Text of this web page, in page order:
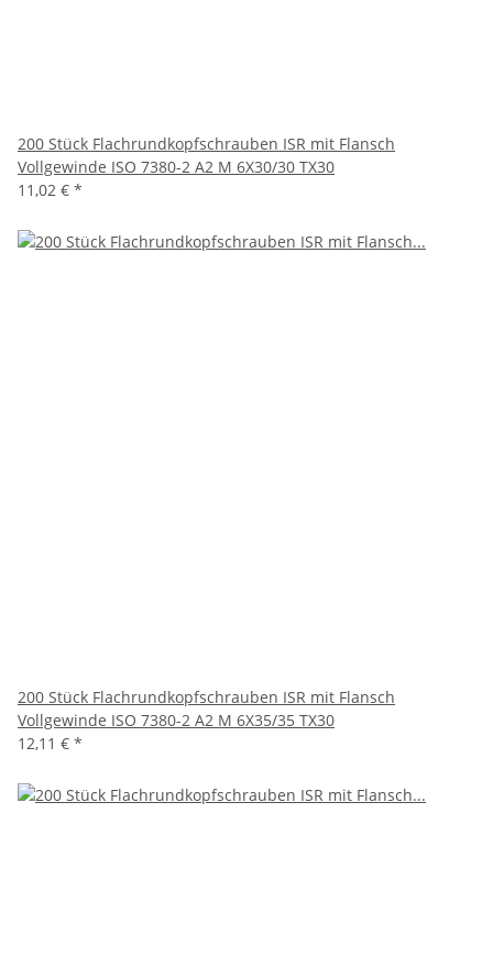
200 Stück Flachrundkopfschrauben ISR mit Flansch
Vollgewinde ISO 7380-2 A2 M 6X30/30 TX30
11,02 € *
200 Stück Flachrundkopfschrauben ISR mit Flansch
Vollgewinde ISO 7380-2 A2 M 6X35/35 TX30
12,11 € *